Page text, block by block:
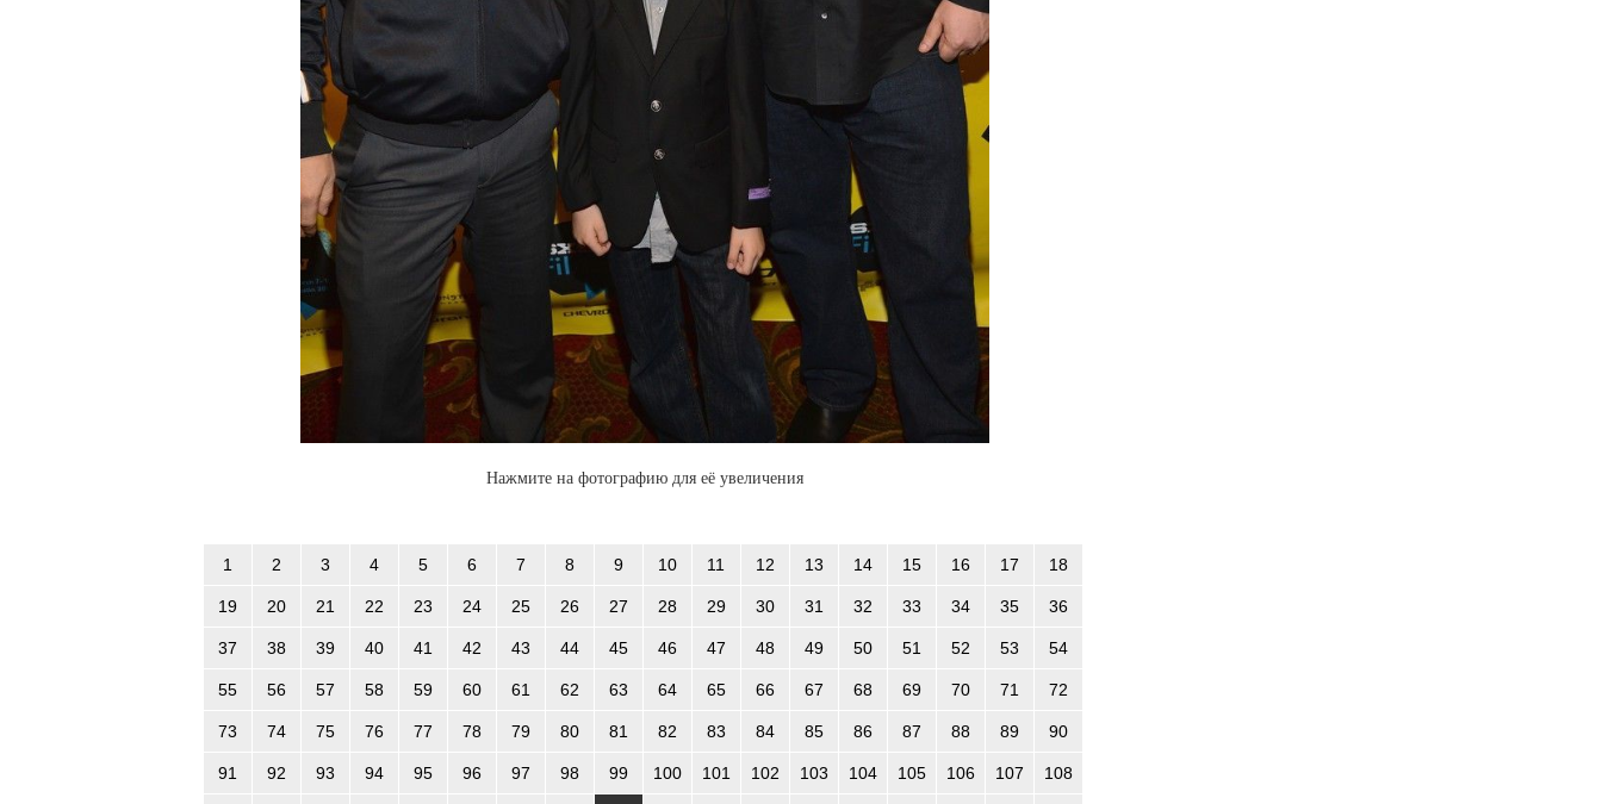
Нажмите на фотографию для её увеличения
1 2 3 4 5 6 7 8 9 10 11 12 13 14 15 16 17 18
19 20 21 22 23 24 25 26 27 28 29 30 31 32 33 34 35 36
37 38 39 40 41 42 43 44 45 46 47 48 49 50 51 52 53 54
55 56 57 58 59 60 61 62 63 64 65 66 67 68 69 70 71 72
73 74 75 76 77 78 79 80 81 82 83 84 85 86 87 88 89 90
91 92 93 94 95 96 97 98 99 100 101 102 103 104 105 106 107 108